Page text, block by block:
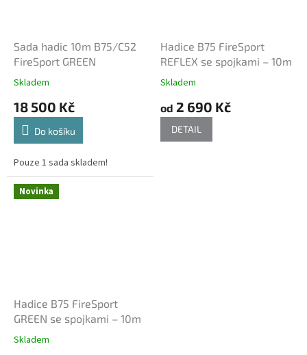
Sada hadic 10m B75/C52
FireSport GREEN
Skladem
18 500 Kč
Do košíku
Pouze 1 sada skladem!
Hadice B75 FireSport
REFLEX se spojkami – 10m
Skladem
od 2 690 Kč
DETAIL
Novinka
Hadice B75 FireSport
GREEN se spojkami – 10m
Skladem